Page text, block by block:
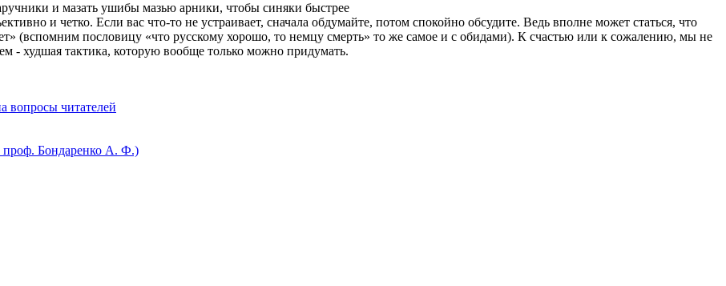
и мазать ушибы мазью арники, чтобы синяки быстрее
и четко. Если вас что-то не устраивает, сначала обдумайте, потом спокойно обсудите. Ведь вполне может статься, что
(вспомним пословицу «что русскому хорошо, то немцу смерть» то же самое и с обидами). К счастью или к сожалению, мы не
- худшая тактика, которую вообще только можно придумать.
вопросы читателей
проф. Бондаренко А. Ф.)